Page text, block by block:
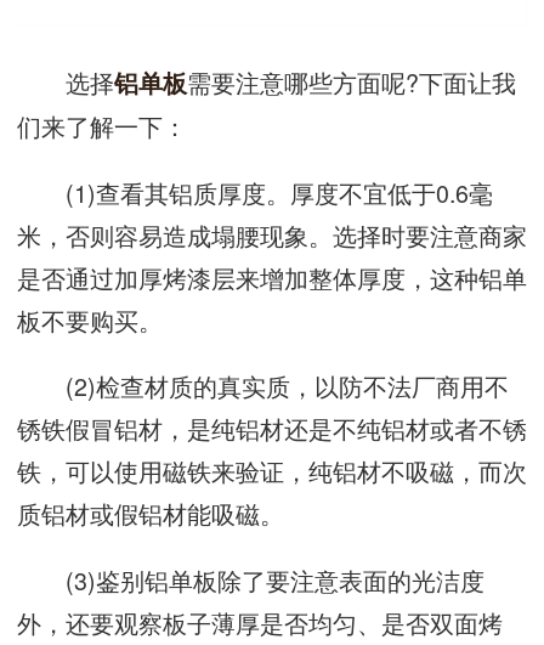
选择铝单板需要注意哪些方面呢?下面让我
们来了解一下：
(1)查看其铝质厚度。厚度不宜低于0.6毫
米，否则容易造成塌腰现象。选择时要注意商家
是否通过加厚烤漆层来增加整体厚度，这种铝单
板不要购买。
(2)检查材质的真实质，以防不法厂商用不
锈铁假冒铝材，是纯铝材还是不纯铝材或者不锈
铁，可以使用磁铁来验证，纯铝材不吸磁，而次
质铝材或假铝材能吸磁。
(3)鉴别铝单板除了要注意表面的光洁度
外，还要观察板子薄厚是否均匀、是否双面烤